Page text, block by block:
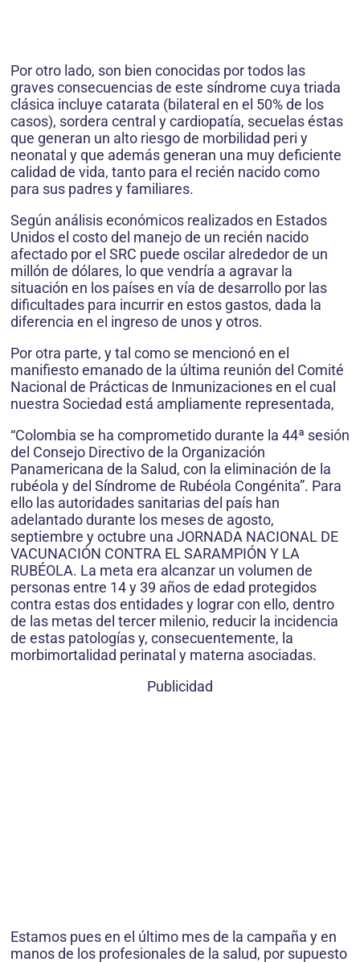
Por otro lado, son bien conocidas por todos las
graves consecuencias de este síndrome cuya triada
clásica incluye catarata (bilateral en el 50% de los
casos), sordera central y cardiopatía, secuelas éstas
que generan un alto riesgo de morbilidad peri y
neonatal y que además generan una muy deficiente
calidad de vida, tanto para el recién nacido como
para sus padres y familiares.
Según análisis económicos realizados en Estados
Unidos el costo del manejo de un recién nacido
afectado por el SRC puede oscilar alrededor de un
millón de dólares, lo que vendría a agravar la
situación en los países en vía de desarrollo por las
dificultades para incurrir en estos gastos, dada la
diferencia en el ingreso de unos y otros.
Por otra parte, y tal como se mencionó en el
manifiesto emanado de la última reunión del Comité
Nacional de Prácticas de Inmunizaciones en el cual
nuestra Sociedad está ampliamente representada,
“Colombia se ha comprometido durante la 44ª sesión
del Consejo Directivo de la Organización
Panamericana de la Salud, con la eliminación de la
rubéola y del Síndrome de Rubéola Congénita”. Para
ello las autoridades sanitarias del país han
adelantado durante los meses de agosto,
septiembre y octubre una JORNADA NACIONAL DE
VACUNACIÓN CONTRA EL SARAMPIÓN Y LA
RUBÉOLA. La meta era alcanzar un volumen de
personas entre 14 y 39 años de edad protegidos
contra estas dos entidades y lograr con ello, dentro
de las metas del tercer milenio, reducir la incidencia
de estas patologías y, consecuentemente, la
morbimortalidad perinatal y materna asociadas.
Publicidad
Estamos pues en el último mes de la campaña y en
manos de los profesionales de la salud, por supuesto